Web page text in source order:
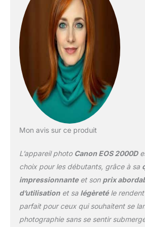
EOS
Mon avis sur ce produit
L’appareil photo Canon EOS 2000D
choix pour les débutants, grâce à sa
impressionnanteet son prix
d’utilisationet sa légèretéle rendent
parfait pour ceux qui souhaitent se
photographie sans se sentir